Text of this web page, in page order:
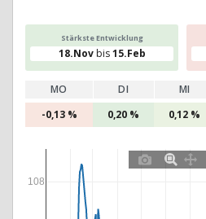
108
Stärkste Entwicklung
18.Novbis15.Feb
MO DI MI
-0,13 %
0,20 % 0,12 %